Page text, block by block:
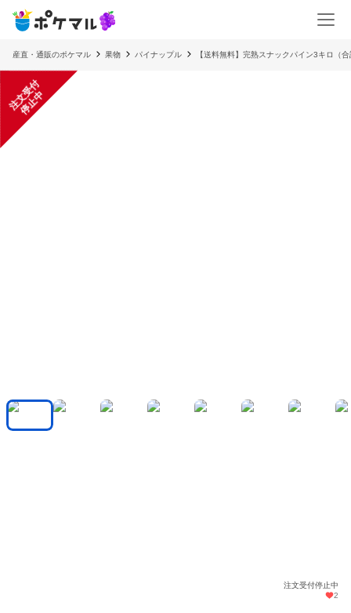
産直・通販のポケマル 果物 パイナップル 【送料無料】完熟スナックパイン3キロ（
注
文
受
付
停
止
中
注文受付停止中
2